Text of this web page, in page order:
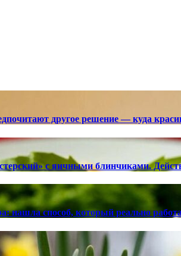
другое решение — куда
с яичными блинчиками.
нашла способ, который реально